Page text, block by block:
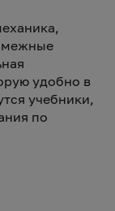
удобно в
учебники,
по